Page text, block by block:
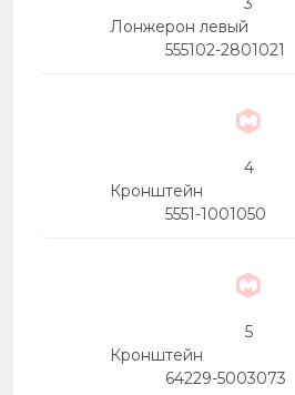
Лонжерон левый
555102-2801021
4
Кронштейн
5551-1001050
5
Кронштейн
64229-5003073